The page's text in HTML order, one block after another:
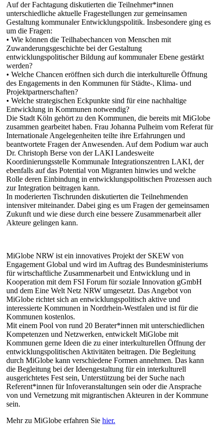
Auf der Fachtagung diskutierten die Teilnehmer*innen
unterschiedliche aktuelle Fragestellungen zur gemeinsamen
Gestaltung kommunaler Entwicklungspolitik. Insbesondere ging es
um die Fragen:
• Wie können die Teilhabechancen von Menschen mit
Zuwanderungsgeschichte bei der Gestaltung
entwicklungspolitischer Bildung auf kommunaler Ebene gestärkt
werden?
• Welche Chancen eröffnen sich durch die interkulturelle Öffnung
des Engagements in den Kommunen für Städte-, Klima- und
Projektpartnerschaften?
• Welche strategischen Eckpunkte sind für eine nachhaltige
Entwicklung in Kommunen notwendig?
Die Stadt Köln gehört zu den Kommunen, die bereits mit MiGlobe
zusammen gearbeitet haben. Frau Johanna Pulheim vom Referat für
Internationale Angelegenheiten teilte ihre Erfahrungen und
beantwortete Fragen der Anwesenden. Auf dem Podium war auch
Dr. Christoph Berse von der LAKI Landesweite
Koordinierungsstelle Kommunale Integrationszentren LAKI, der
ebenfalls auf das Potential von Migranten hinwies und welche
Rolle deren Einbindung in entwicklungspolitischen Prozessen auch
zur Integration beitragen kann.
In moderierten Tischrunden diskutierten die Teilnehmenden
intensiver miteinander. Dabei ging es um Fragen der gemeinsamen
Zukunft und wie diese durch eine bessere Zusammenarbeit aller
Akteure gelingen kann.
MiGlobe NRW ist ein innovatives Projekt der SKEW von
Engagement Global und wird im Auftrag des Bundesministeriums
für wirtschaftliche Zusammenarbeit und Entwicklung und in
Kooperation mit dem FSI Forum für soziale Innovation gGmbH
und dem Eine Welt Netz NRW umgesetzt. Das Angebot von
MiGlobe richtet sich an entwicklungspolitisch aktive und
interessierte Kommunen in Nordrhein-Westfalen und ist für die
Kommunen kostenlos.
Mit einem Pool von rund 20 Berater*innen mit unterschiedlichen
Kompetenzen und Netzwerken, entwickelt MiGlobe mit
Kommunen gerne Ideen die zu einer interkulturellen Öffnung der
entwicklungspolitischen Aktivitäten beitragen. Die Begleitung
durch MiGlobe kann verschiedene Formen annehmen. Das kann
die Begleitung bei der Ideengestaltung für ein interkulturell
ausgerichtetes Fest sein, Unterstützung bei der Suche nach
Referent*innen für Infoveranstaltungen sein oder die Ansprache
von und Vernetzung mit migrantischen Akteuren in der Kommune
sein.
Mehr zu MiGlobe erfahren Sie hier.